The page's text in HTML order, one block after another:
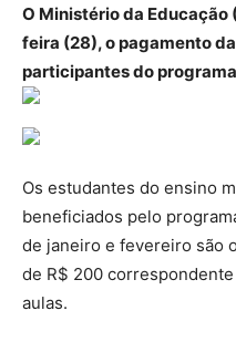
O Ministério da Educação
feira (28), o pagamento
participantes do
Os estudantes do ensino
beneficiados pelo
de janeiro e fevereiro são
de R$ 200
aulas.